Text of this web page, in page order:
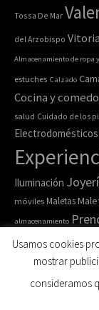
Tossa De Mar
del Arzobispo Vitoria
Almacenamiento de ropa
estuches Calzado
Cocina y
salud Cuidado de los
Electrodomésticos
Iluminación
móviles Maletas
almacenamiento
colchones
Pulseras
Ropa
calcetines
Usamos cookies
mostrar
consideramos